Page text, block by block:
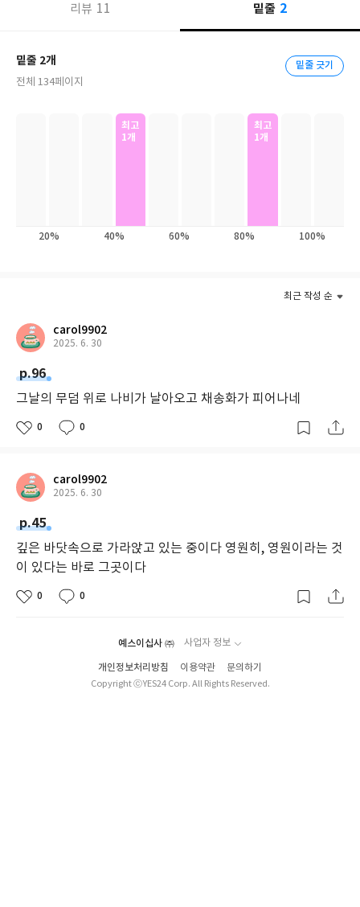
하게 나타나 감미로운 전율을 주지만, 그다음에는 언제 그랬냐는 듯
허무하게 사라져버리고 마는 감각적 체험을 예민하게 포착, 적확하
쳐버리기 십상인 세계의 일면들을 시인 고유의 감각으로 섬세하게
풀어낸 결과이다. 일상적인 풍경에서 길어 올린 새로운 가능성과 그
리뷰 11 밑줄 2
밑줄 2개
전체 134페이지
밑줄 긋기
최고
1개
최고
1개
20% 40% 60% 80% 100%
최근 작성 순
carol9902
2025. 6. 30
p.96
그날의 무덤 위로 나비가 날아오고 채송화가 피어나네
0 0
carol9902
2025. 6. 30
p.45
깊은 바닷속으로 가라앉고 있는 중이다 영원히, 영원이라는 것
이 있다는 바로 그곳이다
0 0
예스이십사 ㈜ 사업자 정보
개인정보처리방침 이용약관
문의하기
Copyright ⓒYES24 Corp. All Rights Reserved.